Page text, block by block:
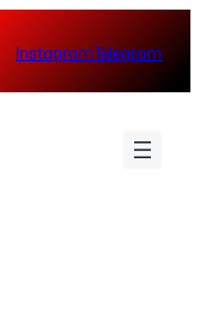
InstagramTelegram